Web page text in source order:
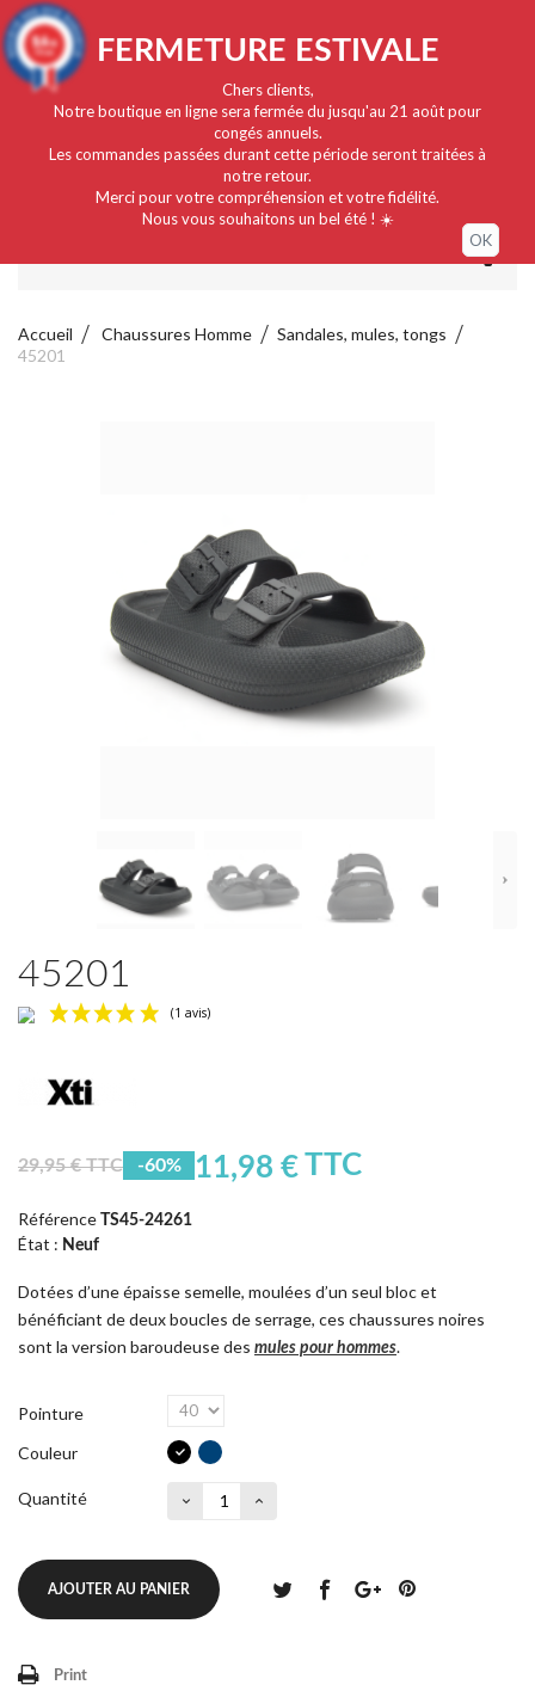
Français
FERMETURE ESTIVALE
Chers clients,
Notre boutique en ligne sera fermée du jusqu'au 21 août pour
congés annuels.
Les commandes passées durant cette période seront traitées à
notre retour.
Merci pour votre compréhension et votre fidélité.
Nous vous souhaitons un bel été ! ☀️
OK
Accueil Chaussures Homme
Sandales, mules, tongs
45201
45201
29,95 € TTC -60% 11,98 €TTC
Référence TS45-24261
État : Neuf
Dotées d’une épaisse semelle, moulées d’un seul bloc et
bénéficiant de deux boucles de serrage, ces chaussures noires
sont la version baroudeuse des mules pour hommes.
Pointure
Couleur
Quantité
AJOUTER AU PANIER
Print
9.4/10